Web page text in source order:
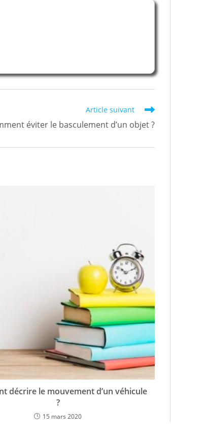
Article suivant
éviter le basculement d’un objet ?
décrire le mouvement d’un véhicule
?
15 mars 2020